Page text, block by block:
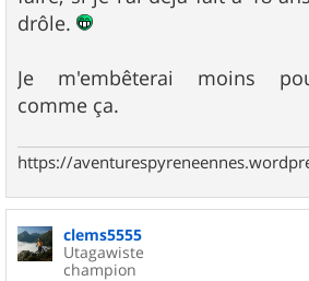
drôle.
Je m'embêterai moins
comme ça.
https://
clems5555
Utagawiste
champion